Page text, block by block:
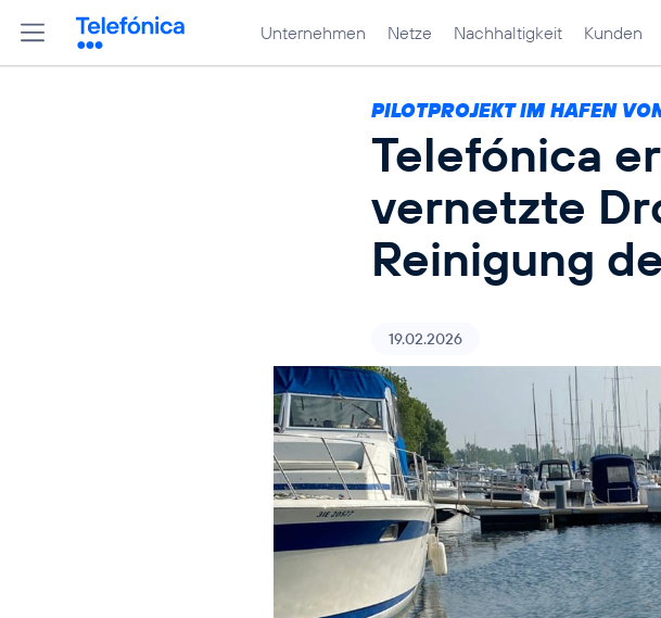
Unternehmen Netze Nachhaltigkeit Kunden
PILOTPROJEKT IM HAFEN
Telefónica
vernetzte
Reinigung
19.02.2026